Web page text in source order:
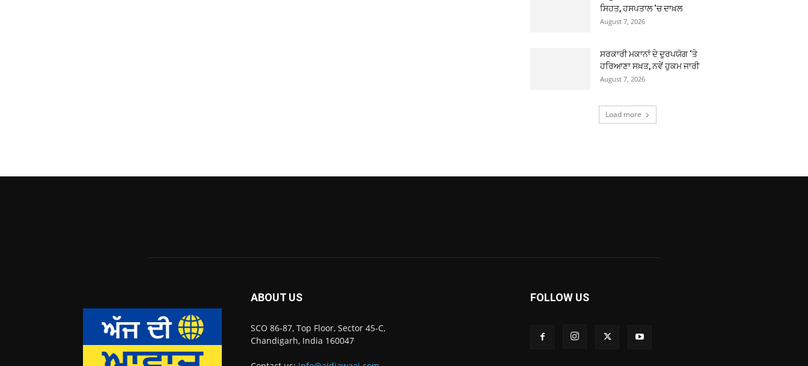
ਸਿਹਤ, ਹਸਪਤਾਲ ‘ਚ ਦਾਖ਼ਲ
August 7, 2026
ਸਰਕਾਰੀ ਮਕਾਨਾਂ ਦੇ ਦੁਰਪਯੋਗ ‘ਤੇ
ਹਰਿਆਣਾ ਸਖ਼ਤ, ਨਵੇਂ ਹੁਕਮ ਜਾਰੀ
August 7, 2026
Load more
ABOUT US
SCO 86-87, Top Floor, Sector 45-C,
Chandigarh, India 160047
FOLLOW US